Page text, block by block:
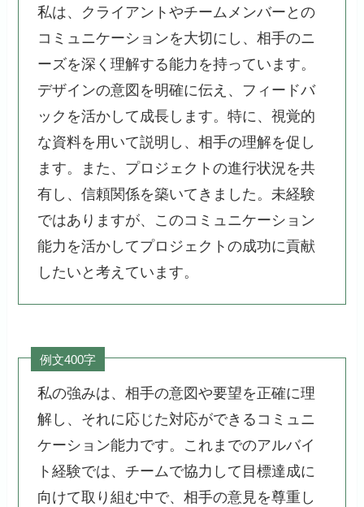
私は、クライアントやチームメンバーとの
コミュニケーションを大切にし、相手のニ
ーズを深く理解する能力を持っています。
デザインの意図を明確に伝え、フィードバ
ックを活かして成長します。特に、視覚的
な資料を用いて説明し、相手の理解を促し
ます。また、プロジェクトの進行状況を共
有し、信頼関係を築いてきました。未経験
ではありますが、このコミュニケーション
能力を活かしてプロジェクトの成功に貢献
したいと考えています。
例文400字
私の強みは、相手の意図や要望を正確に理
解し、それに応じた対応ができるコミュニ
ケーション能力です。これまでのアルバイ
ト経験では、チームで協力して目標達成に
向けて取り組む中で、相手の意見を尊重し